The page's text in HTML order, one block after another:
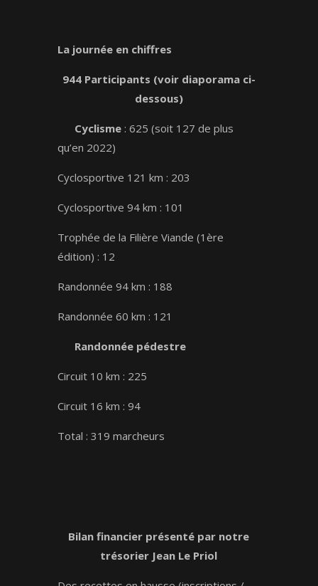
La journée en chiffres
944 Participants (voir diaporama ci-
dessous)
Cyclisme : 625 (soit 127 de plus
qu’en 2022)
Cyclosportive 121 km : 203
Cyclosportive 94 km : 101
Trophée de la Filière Viande (1ère
édition) : 12
Randonnée 94 km : 188
Randonnée 60 km : 121
Randonnée pédestre
Circuit 10 km : 225
Circuit 16 km : 94
Total : 319 marcheurs
Bilan financier présenté par notre
trésorier Jean Le Priol